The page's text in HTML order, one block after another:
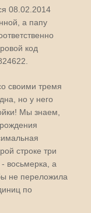
08.02.2014
а папу
код
своими тремя
но у него
Мы знаем,
строке три
восьмерка, а
не переложила
по